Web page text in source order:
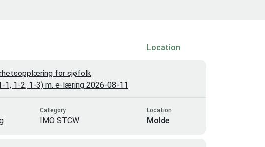
Location
for sjøfolk
1, 1-2, 1-3) m. e-læring 2026-08-11
Category
IMO STCW
Location
Molde